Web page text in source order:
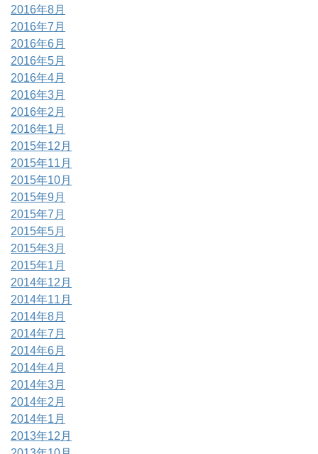
2016年8月
2016年7月
2016年6月
2016年5月
2016年4月
2016年3月
2016年2月
2016年1月
2015年12月
2015年11月
2015年10月
2015年9月
2015年7月
2015年5月
2015年3月
2015年1月
2014年12月
2014年11月
2014年8月
2014年7月
2014年6月
2014年4月
2014年3月
2014年2月
2014年1月
2013年12月